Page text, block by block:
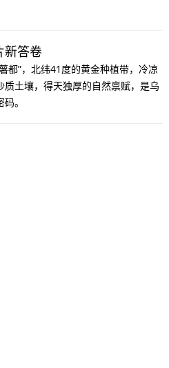
新答卷
都”，北纬41度的黄金种植带，冷凉
土壤，得天独厚的自然禀赋，是乌
。